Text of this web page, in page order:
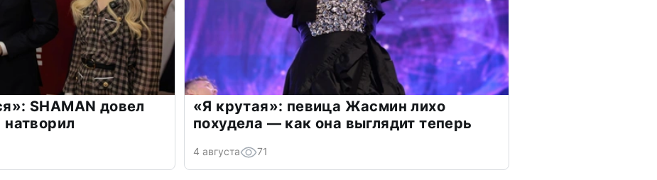
SHAMAN довел
«Я крутая»: певица Жасмин лихо
похудела — как она выглядит теперь
4 августа 71